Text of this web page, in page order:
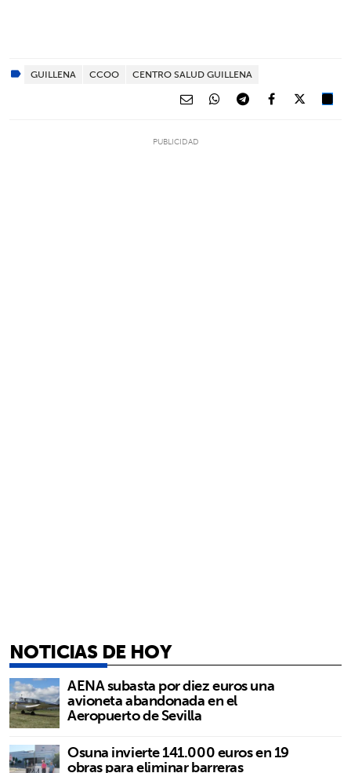
GUILLENA CCOO CENTRO SALUD GUILLENA
NOTICIAS DE HOY
AENA subasta por diez euros una
avioneta abandonada en el
Aeropuerto de Sevilla
Osuna invierte 141.000 euros en 19
obras para eliminar barreras